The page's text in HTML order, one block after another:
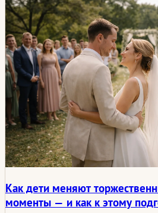
Как дети меняют
моменты — и как к этому